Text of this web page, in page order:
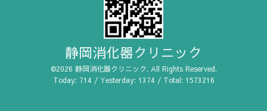
静岡消化器クリニック
©2026 静岡消化器クリニック. All Rights Reserved.
Today: 714 / Yesterday: 1374 / Total: 1573216